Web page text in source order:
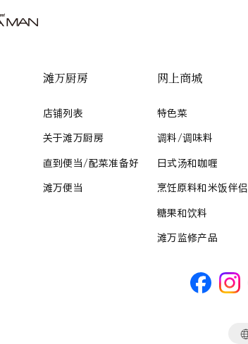
滩万厨房
店铺列表
关于滩万厨房
直到便当/配菜准备好
滩万便当
网上商城
特色菜
调料/调味料
日式汤和咖喱
烹饪原料和米饭伴侣
糖果和饮料
滩万监修产品
语